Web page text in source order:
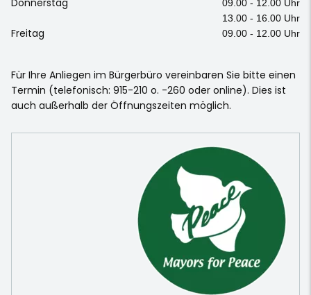
09.00 - 12.00 Uhr
13.00 - 16.00 Uhr
Freitag 09.00 - 12.00 Uhr
Für Ihre Anliegen im Bürgerbüro vereinbaren Sie bitte einen
Termin (telefonisch: 915-210 o. -260 oder online). Dies ist
auch außerhalb der Öffnungszeiten möglich.